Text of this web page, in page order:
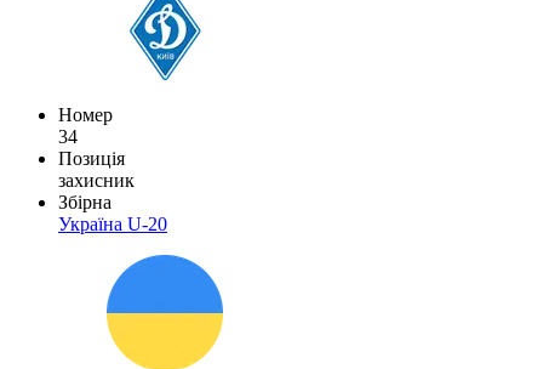
Номер
34
Позиція
захисник
Збірна
Україна U-20